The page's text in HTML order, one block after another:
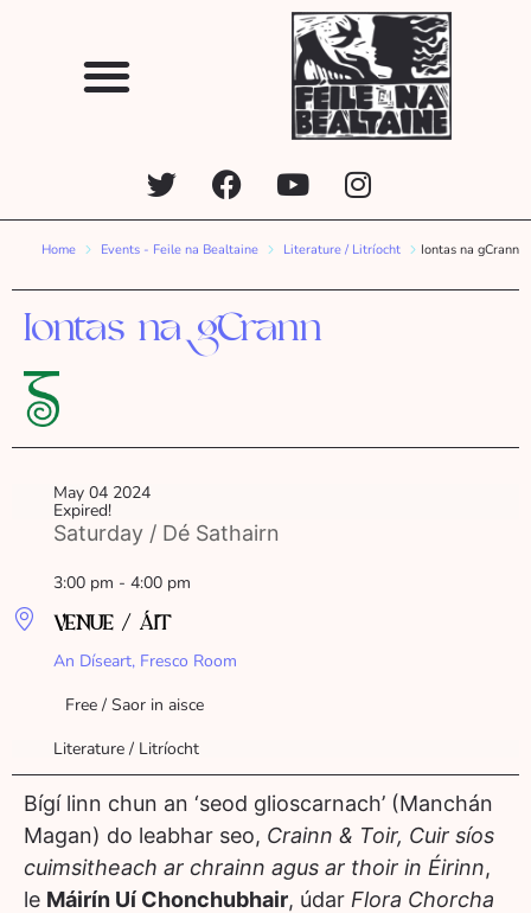
Home Events - Feile na Bealtaine Literature / Litríocht Iontas na gCrann
Iontas na gCrann
May 04 2024
Expired!
Saturday / Dé Sathairn
3:00 pm - 4:00 pm
VENUE / ÁIT
An Díseart, Fresco Room
Free / Saor in aisce
Literature / Litríocht
Bígí linn chun an ‘seod glioscarnach’ (Manchán
Magan) do leabhar seo, Crainn & Toir, Cuir síos
cuimsitheach ar chrainn agus ar thoir in Éirinn,
le Máirín Uí Chonchubhair, údar Flora Chorcha